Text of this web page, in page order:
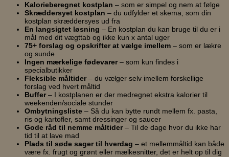
Kalorieberegnet kostplan – som er simpel og nem at følge
Skræddersyet kostplan – du udfylder et skema, som din
kostplan skræddersyes ud fra
En langsigtet løsning – En kostplan du kan bruge til du er i
mål med dit vægttab og ikke kun x antal uger
75+ forslag og opskrifter at vælge imellem – som er lækre
og sunde
Ingen mærkelige fødevarer– som kun findes i
specialbutikker
Fleksible måltider– du vælger selv imellem forskellige
forslag ved hvert måltid
Buffer– I kostplanen er der medregnet ekstra kalorier til
weekenden/sociale stunder
Ombytningsliste – Så du kan bytte rundt mellem fx. pasta,
ris og kartofler, samt dressinger og saucer
Gode råd til nemme måltider– Til de dage hvor du ikke har
tid til at lave mad
Plads til søde sager til hverdag – et mellemmåltid kan både
være fx. frugt og grønt eller mælkesnitter, det er helt op til dig